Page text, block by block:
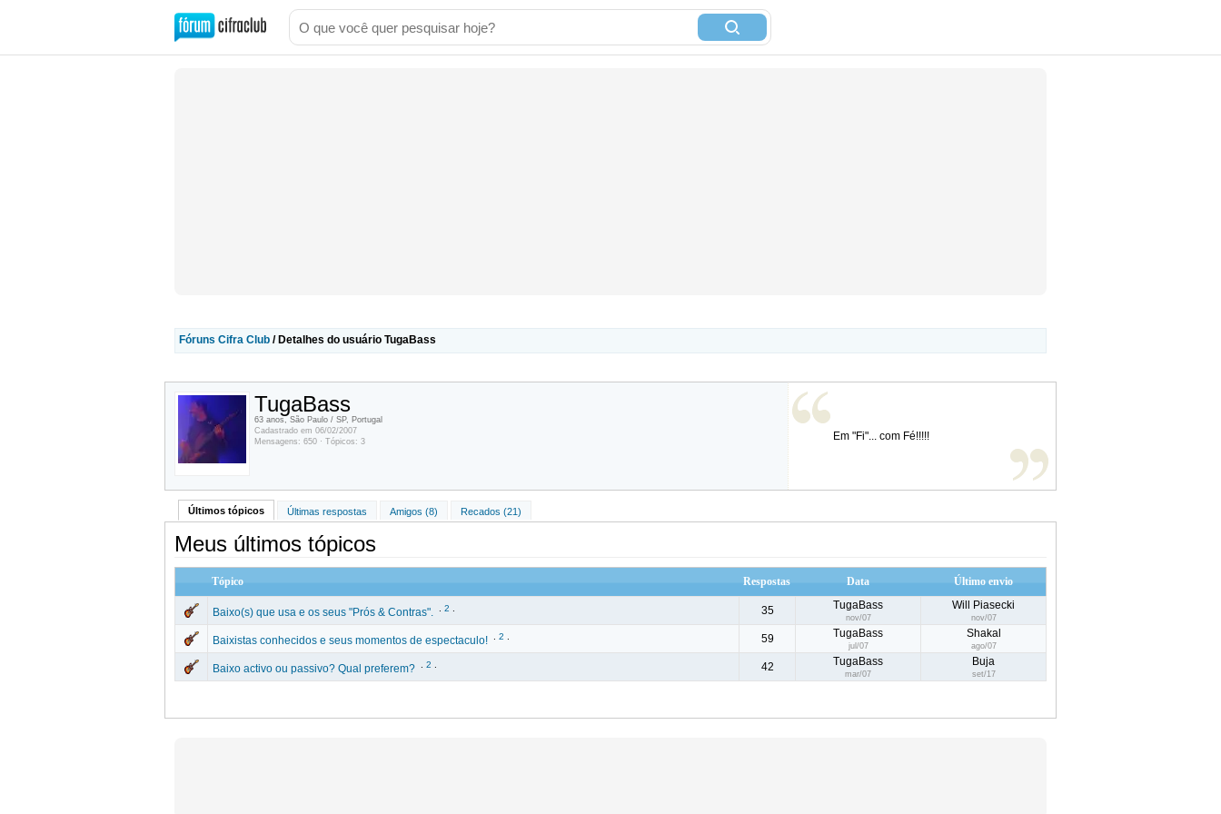
Fóruns Cifra Club / Detalhes do usuário TugaBass
Em "Fi"... com Fé!!!!!
TugaBass
63 anos, São Paulo / SP, Portugal
Cadastrado em 06/02/2007
Mensagens: 650 · Tópicos: 3
Últimos tópicos Últimas respostas Amigos (8) Recados (21)
Meus últimos tópicos
Tópico Respostas Data Último envio
Baixo(s) que usa e os seus "Prós & Contras". 2 35 TugaBass
nov/07
Will Piasecki
nov/07
Baixistas conhecidos e seus momentos de espectaculo! 2 59 TugaBass
jul/07
Shakal
ago/07
Baixo activo ou passivo? Qual preferem? 2 42 TugaBass
mar/07
Buja
set/17